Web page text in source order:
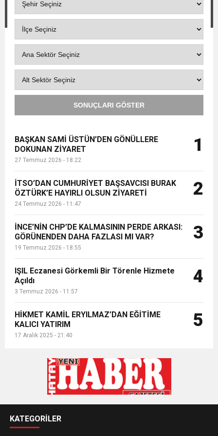
ve Onur Nişanesidir
6:19 HBB BAŞKANI ÖNTÜRK’ÜN
CUMHURİYET BAYRAMI MESAJI
17:36
1:00 İTSO İŞ-KUR SGK TOPLANTI
CEYLANDERE’DE BAŞKAN EMRAH
KARAÇAY’A SEVGİ SELİ
18:22 BAŞKAN SAMİ ÜSTÜN’DEN
SONUÇLARI GÖSTER
BAŞKAN SAMİ ÜSTÜN’DEN GÖNÜLLERE
DOKUNAN ZİYARET
27 Temmuz 2026 - 18:22
1
İTSO’DAN CUMHURİYET BAŞSAVCISI BURAK
ÖZTÜRK’E HAYIRLI OLSUN ZİYARETİ
24 Temmuz 2026 - 11:47
2
İNCE’NİN CHP’DE KALMASININ PERDE ARKASI:
GÖRÜNENDEN DAHA FAZLASI MI VAR?
19 Temmuz 2026 - 18:55
3
IŞIL Eczanesi Görkemli Bir Törenle Hizmete
Açıldı
3 Temmuz 2026 - 11:57
4
HİKMET KAMİL ERYILMAZ’DAN EĞİTİME
KALICI YATIRIM
17 Aralık 2025 - 21:40
5
KATEGORİLER